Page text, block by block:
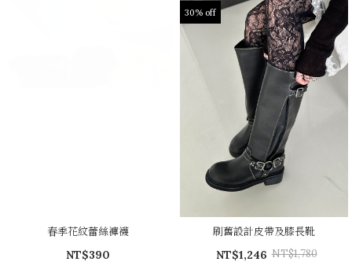
春季花紋蕾絲褲襪
NT$390
30% off
刷舊設計皮帶及膝長靴
NT$1,246 NT$1,780